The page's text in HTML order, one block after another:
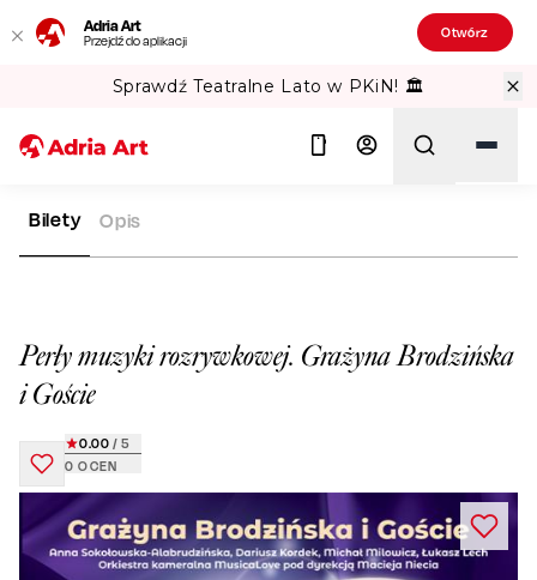
Adria Art
Przejdź do aplikacji Otwórz
Sprawdź Teatralne Lato w PKiN! 🏛️
ADRIA ART
Perły muzyki rozrywkowej. Grażyna Brodzińska
i Goście
0 OCEN
0.00 / 5
Bilety Opis